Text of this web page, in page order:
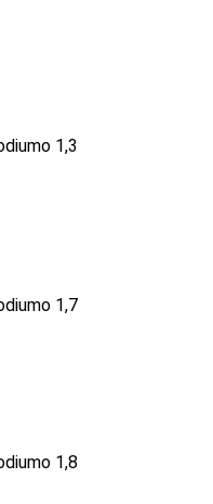
1,3
1,7
1,8